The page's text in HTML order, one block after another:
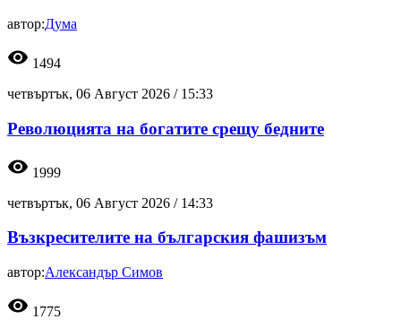
автор:Дума
visibility 1494
четвъртък, 06 Август 2026 / 15:33
Революцията на богатите срещу бедните
visibility 1999
четвъртък, 06 Август 2026 / 14:33
Възкресителите на българския фашизъм
автор:Александър Симов
visibility 1775